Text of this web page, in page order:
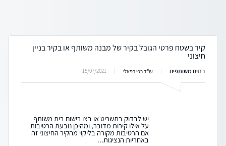
קיר בשטח פרטי הגובל בקיר של מבנה משותף או בקיר בניין
חיצוני
בתים משותפים עו"ד רפי רפאלי 15/07/2021
יש לבדוק בתשריט או בצו רישום בית משותף
על אילו קירות מדובר, ומהיכן נובעת הרטיבות
אם הרטיבות מקורה בליקוי מהקיר החיצוני זה
באחריות הנציגות...